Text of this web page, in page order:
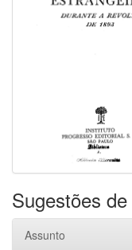
Sugestões
Assunto